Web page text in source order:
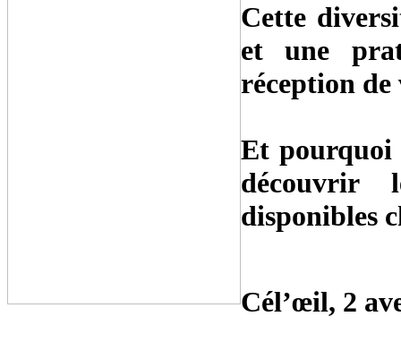
Cette
et une
réception de
Et pourquoi
découvrir
disponibles
Cél’œil, 2